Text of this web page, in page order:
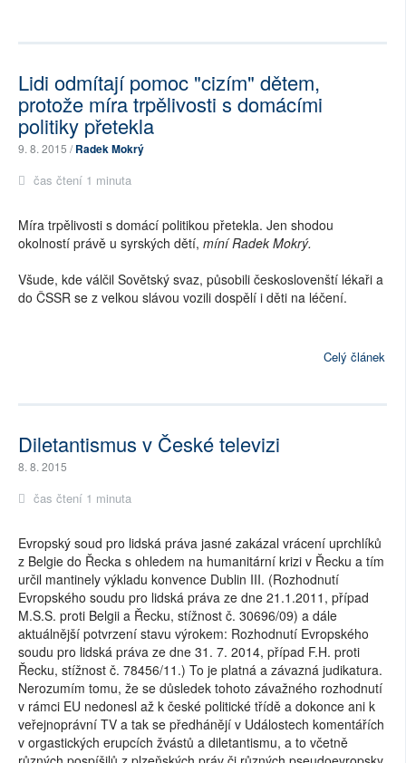
Lidi odmítají pomoc "cizím" dětem,
protože míra trpělivosti s domácími
politiky přetekla
9. 8. 2015 /Radek Mokrý
čas čtení 1 minuta
Míra trpělivosti s domácí politikou přetekla. Jen shodou
okolností právě u syrských dětí, míní Radek Mokrý.
Všude, kde válčil Sovětský svaz, působili českoslovenští lékaři a
do ČSSR se z velkou slávou vozili dospělí i děti na léčení.
Celý článek
Diletantismus v České televizi
8. 8. 2015
čas čtení 1 minuta
Evropský soud pro lidská práva jasné zakázal vrácení uprchlíků
z Belgie do Řecka s ohledem na humanitární krizi v Řecku a tím
určil mantinely výkladu konvence Dublin III. (Rozhodnutí
Evropského soudu pro lidská práva ze dne 21.1.2011, případ
M.S.S. proti Belgii a Řecku, stížnost č. 30696/09) a dále
aktuálnější potvrzení stavu výrokem: Rozhodnutí Evropského
soudu pro lidská práva ze dne 31. 7. 2014, případ F.H. proti
Řecku, stížnost č. 78456/11.) To je platná a závazná judikatura.
Nerozumím tomu, že se důsledek tohoto závažného rozhodnutí
v rámci EU nedonesl až k české politické třídě a dokonce ani k
veřejnoprávní TV a tak se předhánějí v Událostech komentářích
v orgastických erupcích žvástů a diletantismu, a to včetně